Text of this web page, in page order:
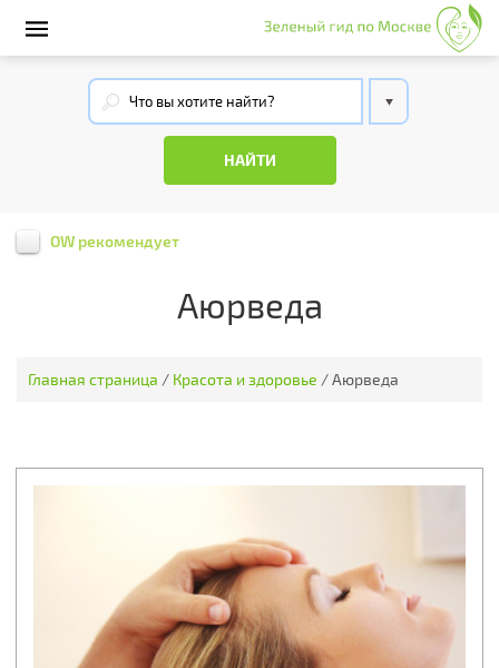
OW рекомендует
Аюрведа
Главная страница / Красота и здоровье /Аюрведа